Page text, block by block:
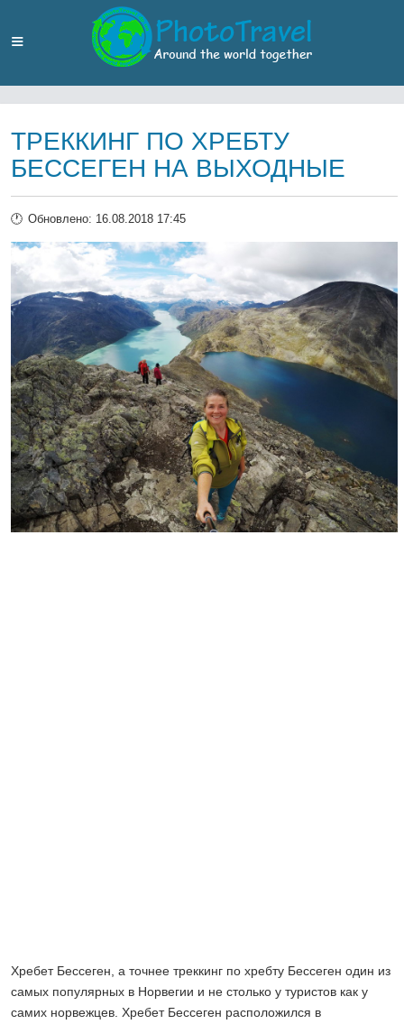
ТРЕККИНГ ПО ХРЕБТУ
БЕССЕГЕН НА ВЫХОДНЫЕ
Обновлено: 16.08.2018 17:45
Хребет Бессеген, а точнее треккинг по хребту Бессеген один из
самых популярных в Норвегии и не столько у туристов как у
самих норвежцев. Хребет Бессеген расположился в